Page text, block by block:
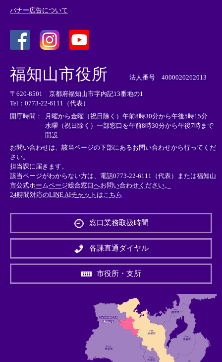
バナー広告について
外
部
リ
ン
ク
＞
外
リ
ン
ク
＞
外
部
ン
ク
＞
福知山市役所 法人番号 4000020262013
〒620-8501 京都府福知山市字内記13番地の1
Tel：0773-22-6111（代表）
開庁時間：
月曜から金曜（祝日除く）午前8時30分から午後5時15分
水曜（祝日除く）一部窓口を午前8時30分から午後7時まで
開設
お問い合わせは、該当ページの下部にあるお問い合わせから行ってくだ
さい。
担当課に届きます。
該当ページがわからない方は、電話0773-22-6111（代表）または福知山
市公式ホームページ総合窓口へお問い合わせください。
24時間対応のLINE AIチャットはこちら
外
リ
ン
＞
窓口業務取扱時間
各課直通ダイヤル
市役所・支所